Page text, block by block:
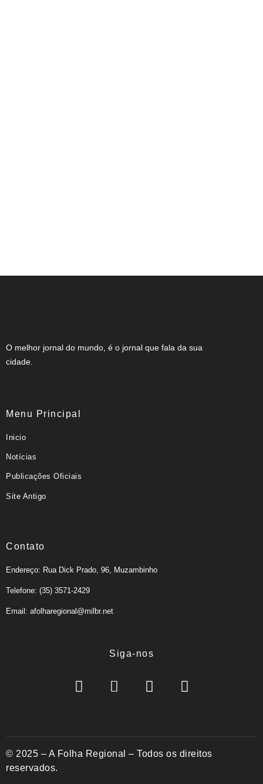
O melhor jornal do mundo, é o jornal que fala da sua
cidade.
Menu Principal
Inicio
Notícias
Publicações Oficiais
Site Antigo
Contato
Endereço: Rua Dick Prado, 96, Muzambinho
Telefone: (35) 3571-2429
Email: afolharegional@milbr.net
Siga-nos
© 2025 – A Folha Regional – Todos os direitos
reservados.